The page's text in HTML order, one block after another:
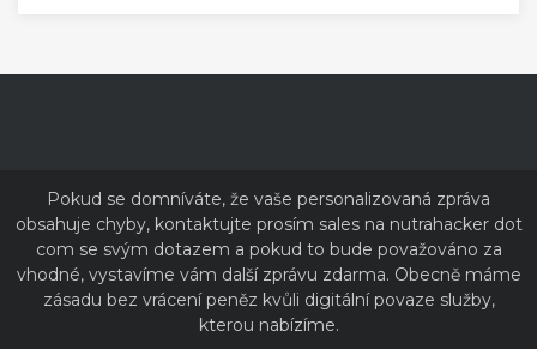
Pokud se domníváte, že vaše personalizovaná zpráva
obsahuje chyby, kontaktujte prosím sales na nutrahacker dot
com se svým dotazem a pokud to bude považováno za
vhodné, vystavíme vám další zprávu zdarma. Obecně máme
zásadu bez vrácení peněz kvůli digitální povaze služby,
kterou nabízíme.